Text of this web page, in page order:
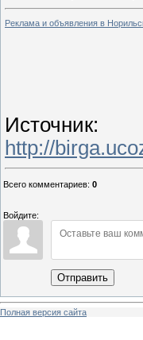
Реклама и объявления в
Источник:
http://
Всего комментариев: 0
Войдите:
Отправить
Полная версия сайта